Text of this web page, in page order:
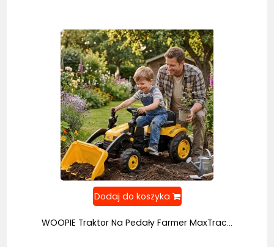
WOOPIE Traktor Na Pedały Farmer MaxTrac...